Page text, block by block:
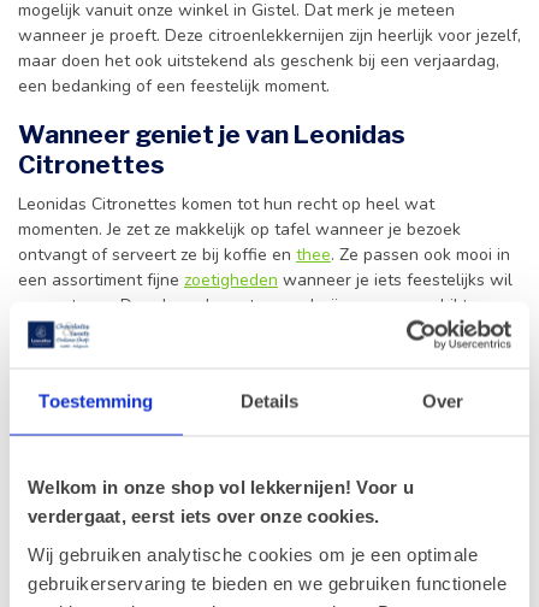
Toestemming Details Over
Welkom in onze shop vol lekkernijen! Voor u
verdergaat, eerst iets over onze cookies.
Wij gebruiken analytische cookies om je een optimale
gebruikerservaring te bieden en we gebruiken functionele
mogelijk vanuit onze winkel in Gistel. Dat merk je meteen
wanneer je proeft. Deze citroenlekkernijen zijn heerlijk voor jezelf,
maar doen het ook uitstekend als geschenk bij een verjaardag,
een bedanking of een feestelijk moment.
Wanneer geniet je van Leonidas
Citronettes
Leonidas Citronettes komen tot hun recht op heel wat
momenten. Je zet ze makkelijk op tafel wanneer je bezoek
ontvangt of serveert ze bij koffie en thee. Ze passen ook mooi in
een assortiment fijne zoetigheden wanneer je iets feestelijks wil
presenteren. Door hun elegante smaak zijn ze erg geschikt voor
geschenkmanden
lekkernijen uit het assortiment. Denk aan orangettes, carré’s of
aanvullen. Dat maakt Leonidas Citronettes interessant voor
particulieren én voor bedrijven die iets origineels willen
schenken.
Kraakvers besteld bij Leonidas online